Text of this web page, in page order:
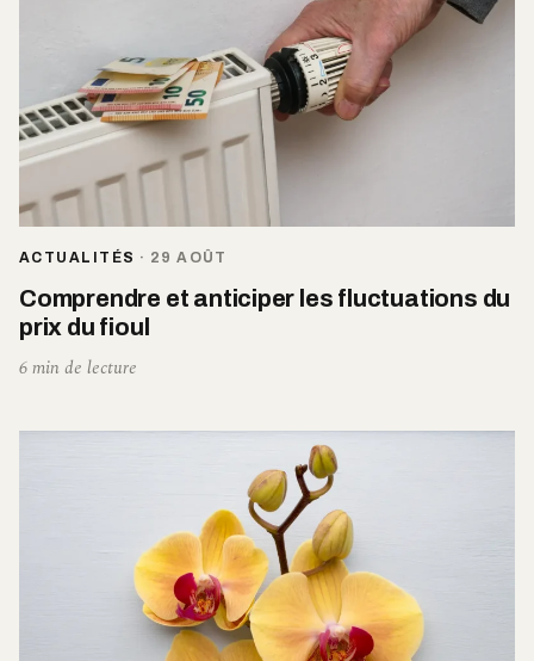
ACTUALITÉS · 29 AOÛT
Comprendre et anticiper les fluctuations du
prix du fioul
6 min de lecture